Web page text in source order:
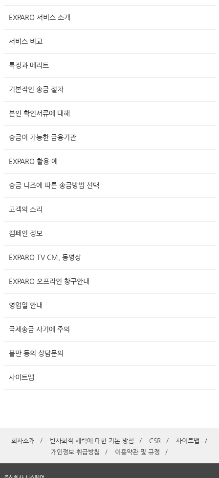
EXPARO 서비스 소개
서비스 비교
특징과 메리트
기본적인 송금 절차
본인 확인서류에 대해
송금이 가능한 금융기관
EXPARO 활용 예
송금 니즈에 따른 송금방법 선택
고객의 소리
캠페인 정보
EXPARO TV CM, 동영상
EXPARO 오프라인 창구안내
영업일 안내
국제송금 사기에 주의
불만 등의 상담문의
사이트맵
회사소개 반사회적 세력에 대한 기본 방침 CSR
사이트맵
개인정보 취급방침
이용약관 및 규정